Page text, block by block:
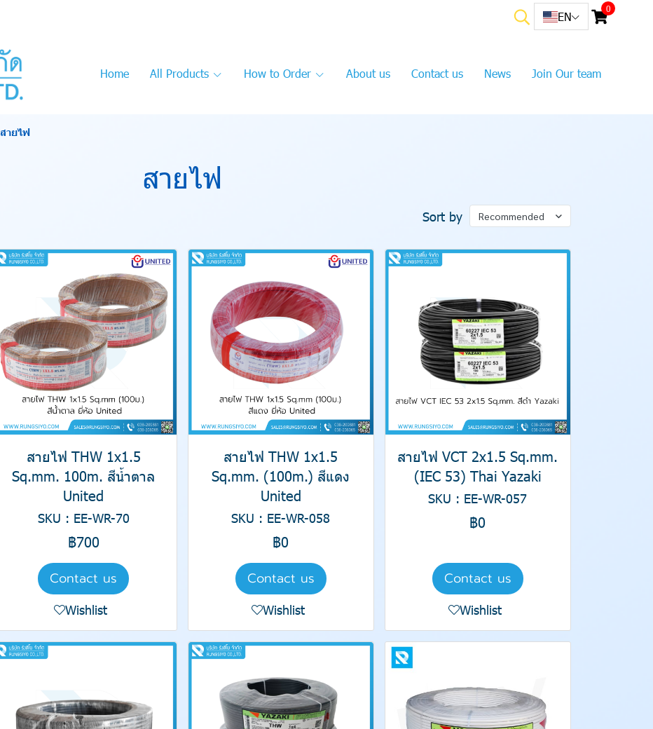
EN
0
Home All Products How to Order About us Contact us News Join Our team
สายไฟ
สายไฟ
Sort by Recommended
สายไฟ THW 1x1.5
Sq.mm. 100m. สีน้ำตาล
United
SKU : EE-WR-70
฿700
Contact us
Wishlist
สายไฟ THW 1x1.5
Sq.mm. (100m.) สีแดง
United
SKU : EE-WR-058
฿0
Contact us
Wishlist
สายไฟ VCT 2x1.5 Sq.mm.
(IEC 53) Thai Yazaki
SKU : EE-WR-057
฿0
Contact us
Wishlist